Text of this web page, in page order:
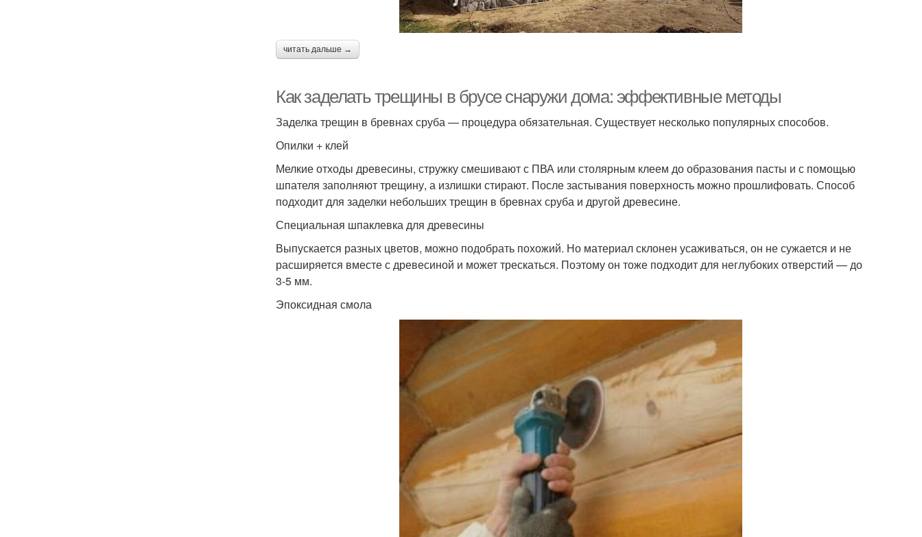
читать дальше →
Как заделать трещины в брусе снаружи дома: эффективные методы
Заделка трещин в бревнах сруба — процедура обязательная. Существует несколько популярных способов.
Опилки + клей
Мелкие отходы древесины, стружку смешивают с ПВА или столярным клеем до образования пасты и с помощью
шпателя заполняют трещину, а излишки стирают. После застывания поверхность можно прошлифовать. Способ
подходит для заделки небольших трещин в бревнах сруба и другой древесине.
Специальная шпаклевка для древесины
Выпускается разных цветов, можно подобрать похожий. Но материал склонен усаживаться, он не сужается и не
расширяется вместе с древесиной и может трескаться. Поэтому он тоже подходит для неглубоких отверстий — до
3-5 мм.
Эпоксидная смола